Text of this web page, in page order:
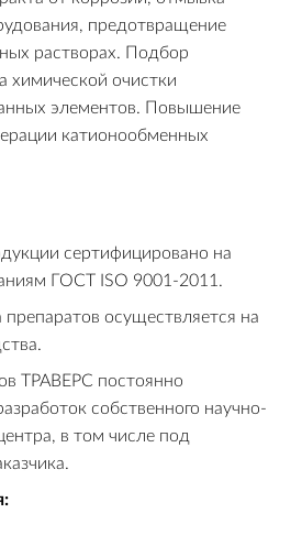
предотвращение
растворах. Подбор
химической очистки
элементов. Повышение
катионообменных
сертифицировано на
ГОСТ ISO 9001-2011.
препаратов осуществляется на
ТРАВЕРС постоянно
собственного научно-
в том числе под